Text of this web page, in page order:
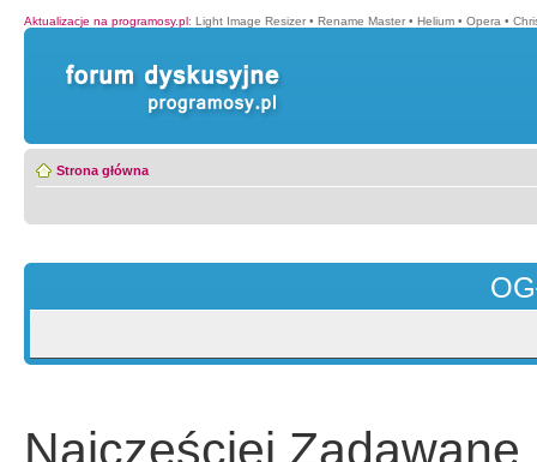
Aktualizacje na programosy.pl: Light Image Resizer • Rename Master • Helium • Opera •
Strona główna
Najczęściej Zadawane